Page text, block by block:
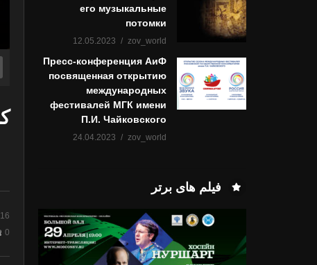
0 نظرات
его музыкальные
потомки
zov_world
12.05.2023
Пресс-конференция АиФ
посвященная открытию
международных
фестивалей МГК имени
П.И. Чайковского
zov_world
24.04.2023
فیلم های برتر